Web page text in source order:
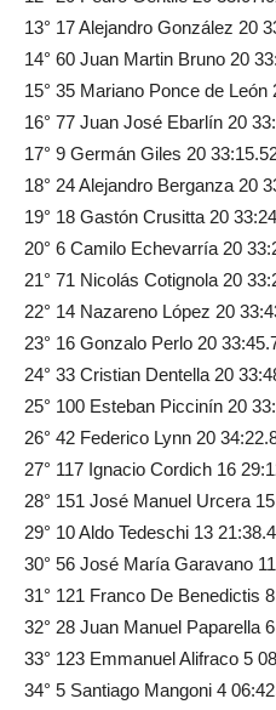
13° 17 Alejandro González 20
14° 60 Juan Martin Bruno 20
15° 35 Mariano Ponce de León
16° 77 Juan José Ebarlín 20
17° 9 Germán Giles 20
18° 24 Alejandro Berganza 20
19° 18 Gastón Crusitta 20
20° 6 Camilo Echevarría 20
21° 71 Nicolás Cotignola 20
22° 14 Nazareno López 20
23° 16 Gonzalo Perlo 20
24° 33 Cristian Dentella 20
25° 100 Esteban Piccinín 20
26° 42 Federico Lynn 20
27° 117 Ignacio Cordich 16
28° 151 José Manuel Urcera
29° 10 Aldo Tedeschi 13
30° 56 José María Garavano
31° 121 Franco De Benedictis
32° 28 Juan Manuel Paparella
33° 123 Emmanuel Alifraco 5
34° 5 Santiago Mangoni 4